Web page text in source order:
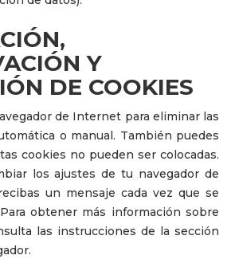
Y
DE COOKIES
de Internet para eliminar las
o manual. También puedes
cookies no pueden ser colocadas.
los ajustes de tu navegador de
un mensaje cada vez que se
obtener más información sobre
las instrucciones de la sección